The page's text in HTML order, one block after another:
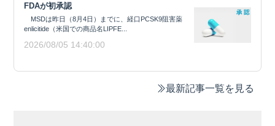
FDAが初承認
MSDは昨日（8月4日）までに、経口PCSK9阻害薬
enlicitide（米国での商品名LIPFE...
2026/08/05 14:40:00
最新記事一覧を見る